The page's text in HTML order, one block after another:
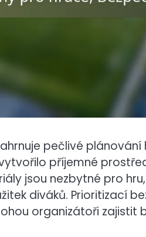
pečlivé
příjemné
jsou nezbytné pro
diváků. Prioritizací
organizátoři zajistit